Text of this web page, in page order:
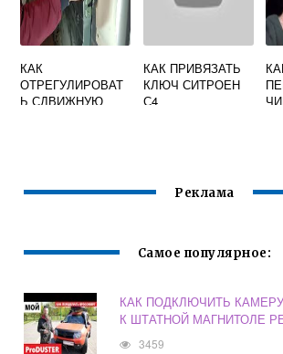
КАК
ОТРЕГУЛИРОВАТ
Ь СДВИЖНУЮ
КАК ПРИВЯЗАТЬ
КЛЮЧ СИТРОЕН
С4
Реклама
Самое популярное:
КАК ПОДКЛЮЧИТЬ
К ШТАТНОЙ МАГНИТОЛЕ
3459